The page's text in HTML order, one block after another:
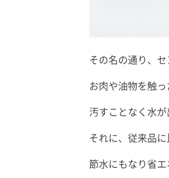
その名の通り、セ
お肉や油物を触
汚すことなく水が
それに、従来品
節水にもなり省エ